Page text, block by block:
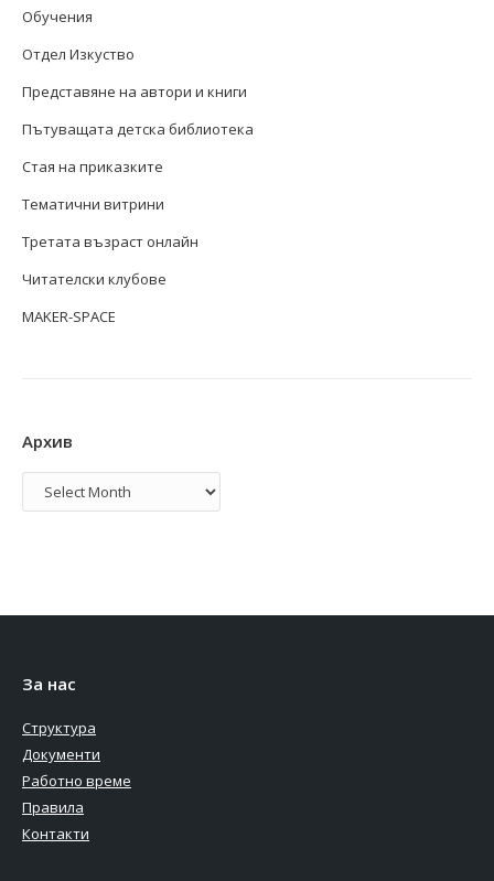
Обучения
Отдел Изкуство
Представяне на автори и книги
Пътуващата детска библиотека
Стая на приказките
Тематични витрини
Третата възраст онлайн
Читателски клубове
MAKER-SPACE
Архив
Архив
За нас
Структура
Документи
Работно време
Правила
Контакти